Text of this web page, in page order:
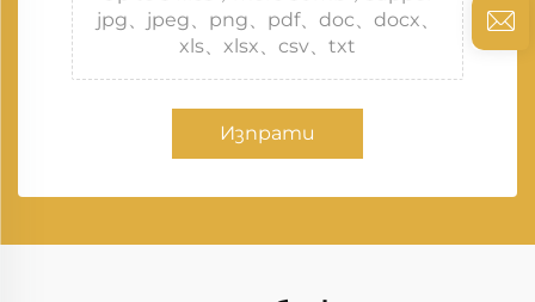
jpg、jpeg、png、pdf、doc、docx、
xls、xlsx、csv、txt
Изпрати